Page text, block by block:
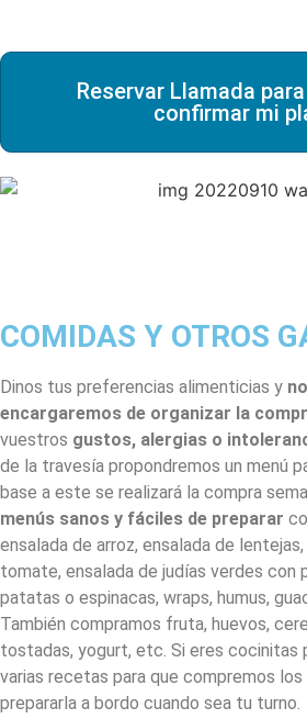
Reservar Llamada
confirmar mi
COMIDAS Y OTROS
Dinos tus preferencias alimenticias y
encargaremos de organizar la
vuestros gustos, alergias o
de la travesía propondremos un menú
base a este se realizará la compra
menús sanos y fáciles de preparar
ensalada de arroz, ensalada de
tomate, ensalada de judías verdes con
patatas o espinacas, wraps, humus,
También compramos fruta, huevos,
tostadas, yogurt, etc. Si eres cocinitas
varias recetas para que compremos
prepararla a bordo cuando sea tu turno.